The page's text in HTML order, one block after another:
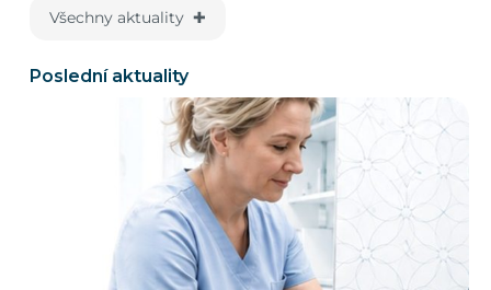
Všechny aktuality ✚
Poslední aktuality